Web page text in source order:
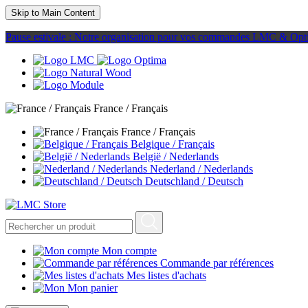
Skip to Main Content
Pause estivale : Notre organisation pour vos commandes LMC &
France / Français
France / Français
Belgique / Français
België / Nederlands
Nederland / Nederlands
Deutschland / Deutsch
Mon compte
Commande par références
Mes listes d'achats
Mon panier